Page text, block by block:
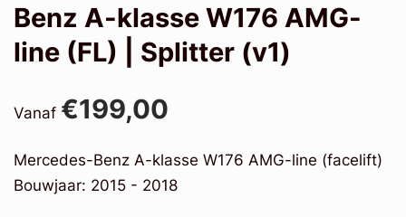
Benz A-klasse W176 AMG-
line (FL) | Splitter (v1)
Vanaf €199,00
Mercedes-Benz A-klasse W176 AMG-line (facelift)
Bouwjaar: 2015 - 2018